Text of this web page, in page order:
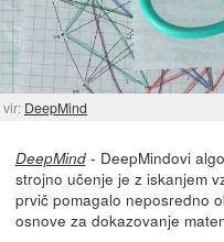
vir: DeepMind
DeepMind- DeepMindovi
strojno učenje je z iskanjem
prvič pomagalo neposredno
osnove za dokazovanje